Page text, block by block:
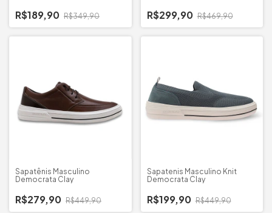
R$189,90 R$349,90 R$299,90 R$469,90
Sapatênis Masculino
Democrata Clay
R$279,90 R$449,90
Sapatenis Masculino Knit
Democrata Clay
R$199,90 R$449,90